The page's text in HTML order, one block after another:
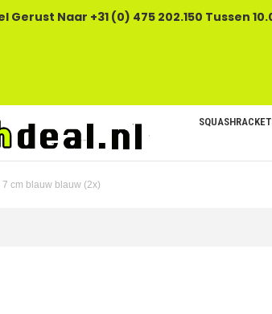
Gerust Naar +31 (0) 475 202.150 Tussen
cm blauw blauw (2x)